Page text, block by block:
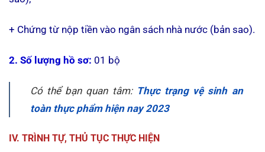
+ Chứng từ nộp tiền vào ngân sách nhà nước (bản sao).
2. Số lượng hồ sơ: 01 bộ
Có thể bạn quan tâm: Thực trạng vệ sinh an
toàn thực phẩm hiện nay 2023
IV. TRÌNH TỰ, THỦ TỤC THỰC HIỆN